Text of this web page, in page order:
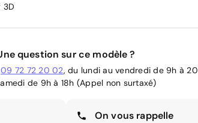
3D
question sur ce modèle ?
09 72 72 20 02, du lundi au vendredi de 9h à
de 9h à 18h (Appel non surtaxé)
On vous rappelle